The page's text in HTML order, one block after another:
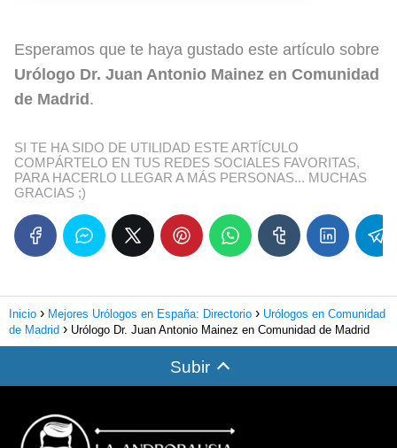
Esperamos que te haya gustado este artículo sobre
Urólogo Dr. Juan Antonio Mainez en Comunidad
de Madrid .
SI TE HA SIDO DE UTILIDAD ESTE ARTÍCULO
COMPÁRTELO EN TUS REDES SOCIALES FAVORITAS,
PARA HACERLO LLEGAR A MÁS PERSONAS... MUCHAS
GRACIAS ;)
Inicio Mejores Urólogos en España: Directorio
Urólogos en Comunidad
de Madrid
Urólogo Dr. Juan Antonio Mainez en Comunidad de Madrid
Subir